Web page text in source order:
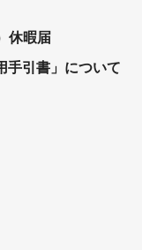
休暇届
手引書」について